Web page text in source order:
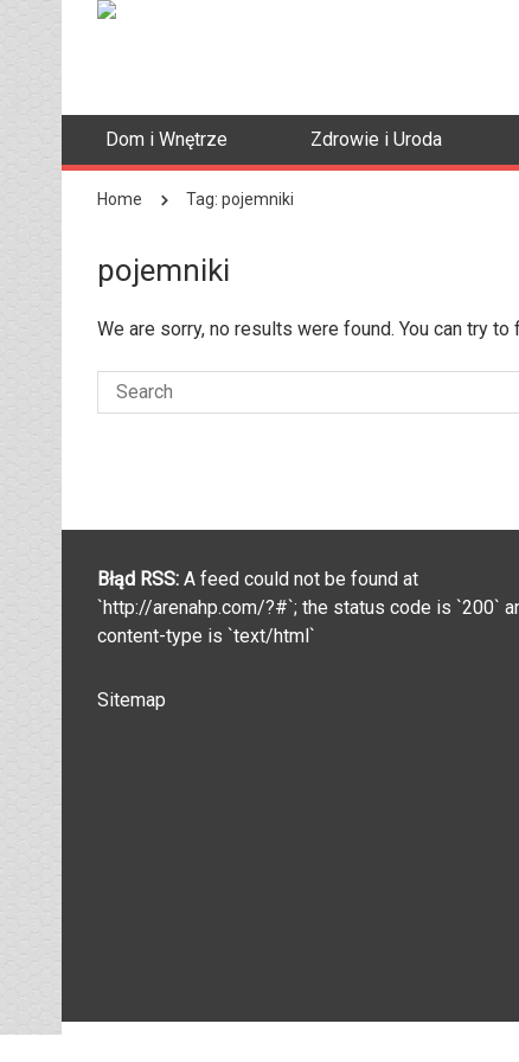
Dom i Wnętrze Zdrowie i Uroda
Home Tag: pojemniki
pojemniki
We are sorry, no results were found. You can try
Błąd RSS: A feed could not be found at
`http://arenahp.com/?#`; the status code is `200`
content-type is `text/html`
Sitemap